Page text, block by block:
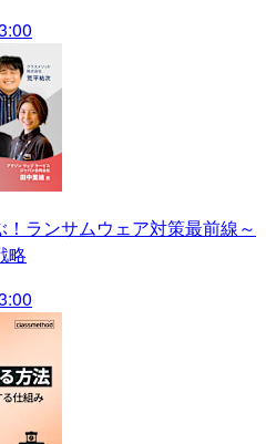
！ランサムウェア対策最前線～
略